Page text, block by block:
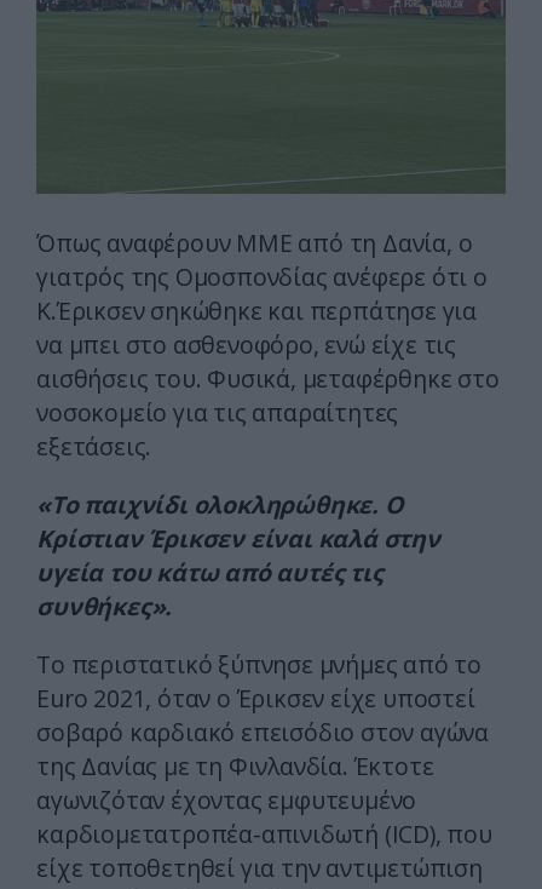
Όπως αναφέρουν ΜΜΕ από τη Δανία, ο
γιατρός της Ομοσπονδίας ανέφερε ότι ο
Κ.Έρικσεν σηκώθηκε και περπάτησε για
να μπει στο ασθενοφόρο, ενώ είχε τις
αισθήσεις του. Φυσικά, μεταφέρθηκε στο
νοσοκομείο για τις απαραίτητες
εξετάσεις.
«Το παιχνίδι ολοκληρώθηκε. Ο
Κρίστιαν Έρικσεν είναι καλά στην
υγεία του κάτω από αυτές τις
συνθήκες».
Το περιστατικό ξύπνησε μνήμες από το
Euro 2021, όταν ο Έρικσεν είχε υποστεί
σοβαρό καρδιακό επεισόδιο στον αγώνα
της Δανίας με τη Φινλανδία. Έκτοτε
αγωνιζόταν έχοντας εμφυτευμένο
καρδιομετατροπέα-απινιδωτή (ICD), που
είχε τοποθετηθεί για την αντιμετώπιση